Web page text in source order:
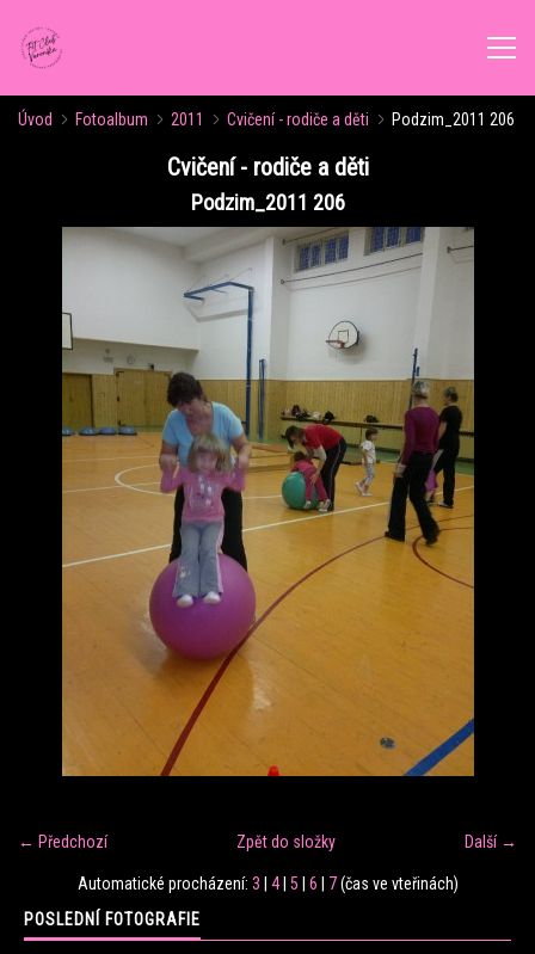
KALENDÁŘ AKCÍ
FORMY CVIČENÍ
VÝŽIVOVÉ PORADENSTVÍ
FITNESS TRÉNINK
VERONIKA FRÁNOVÁ
FOTOALBUM
KE STAŽENÍ
Úvod Fotoalbum 2011 Cvičení - rodiče a děti Podzim_2011 206
Cvičení - rodiče a děti
Podzim_2011 206
← Předchozí Další →
Zpět do složky
Automatické procházení: 3 4| 5 6 7(čas ve vteřinách)
POSLEDNÍ FOTOGRAFIE